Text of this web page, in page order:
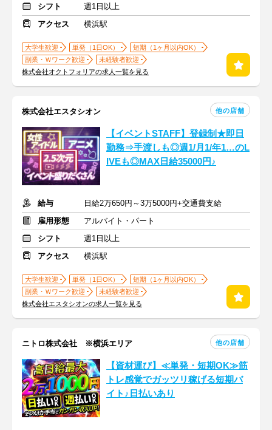
シフト
週1日以上
アクセス
横浜駅
大学生歓迎 単発（1日OK）
短期（1ヶ月以内OK）
副業・Ｗワーク歓迎
未経験者歓迎
株式会社オクトフォリアの求人一覧を見る
株式会社エスタシオン 他の店舗
【イベントSTAFF】登録制★即日
勤務⇒手渡しも◎週1/月1/年1…のL
IVEも◎MAX日給35000円♪
給与
日給2万650円～3万5000円+交通費支給
雇用形態
アルバイト・パート
シフト
週1日以上
アクセス
横浜駅
大学生歓迎 単発（1日OK）
短期（1ヶ月以内OK）
副業・Ｗワーク歓迎
未経験者歓迎
株式会社エスタシオンの求人一覧を見る
ニトロ株式会社 ※横浜エリア 他の店舗
【資材運び】≪単発・短期OK≫筋
トレ感覚でガッツリ稼げる短期バ
イト♪日払いあり